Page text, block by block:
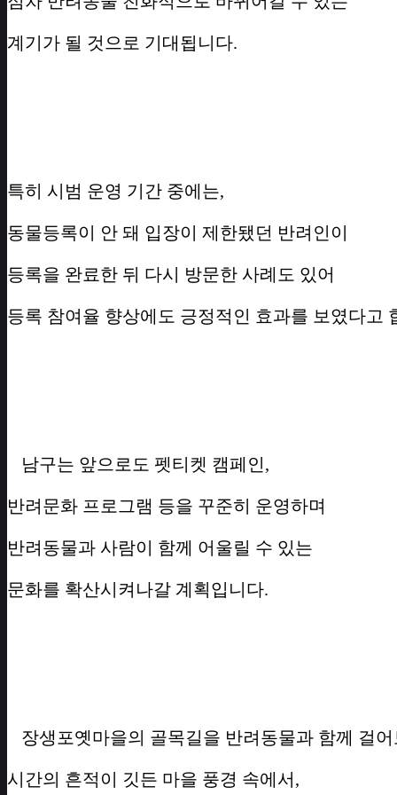
계기가 될 것으로 기대됩니다.
특히 시범 운영 기간 중에는,
동물등록이 안 돼 입장이 제한됐던 반려인이
등록을 완료한 뒤 다시 방문한 사례도 있어
등록 참여율 향상에도 긍정적인 효과를 보였다고
남구는 앞으로도 펫티켓 캠페인,
반려문화 프로그램 등을 꾸준히 운영하며
반려동물과 사람이 함께 어울릴 수 있는
문화를 확산시켜나갈 계획입니다.
장생포옛마을의 골목길을 반려동물과 함께 걸
시간의 흔적이 깃든 마을 풍경 속에서,